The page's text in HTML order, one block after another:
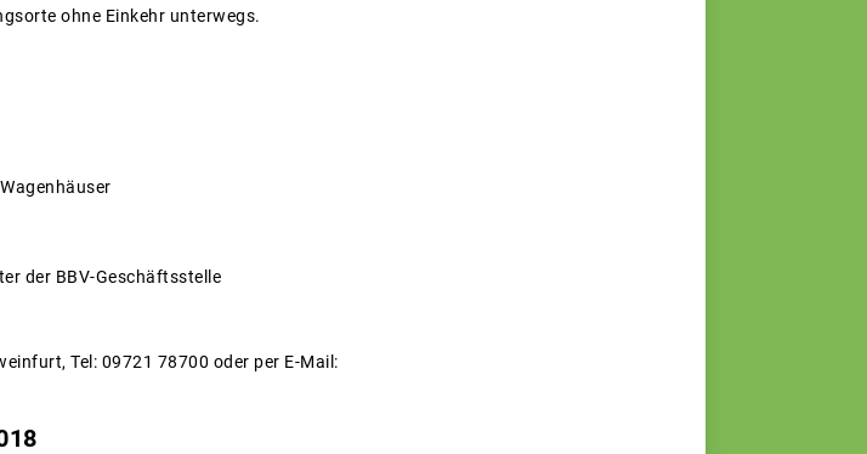
ohne Einkehr unterwegs.
der BBV-Geschäftsstelle
Tel: 09721 78700 oder per E-Mail: